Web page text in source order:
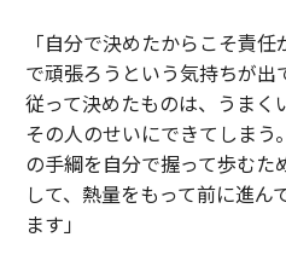
「自分で決めたからこそ責
で頑張ろうという気持ちが出
従って決めたものは、うま
その人のせいにできてしま
の手綱を自分で握って歩むた
して、熱量をもって前に進ん
ます」